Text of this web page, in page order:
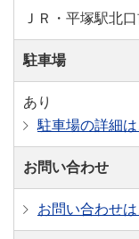
ＪＲ・平塚駅北
駐車場
あり
駐車場の詳細
お問い合わせ
お問い合わせ